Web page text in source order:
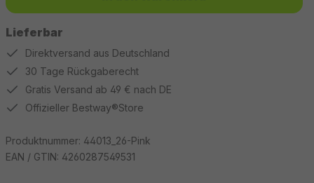
Lieferbar
Direktversand aus Deutschland
30 Tage Rückgaberecht
Gratis Versand ab 49 € nach DE
Offizieller Bestway®Store
Produktnummer: 44013_26-Pink
EAN / GTIN: 4260287549531